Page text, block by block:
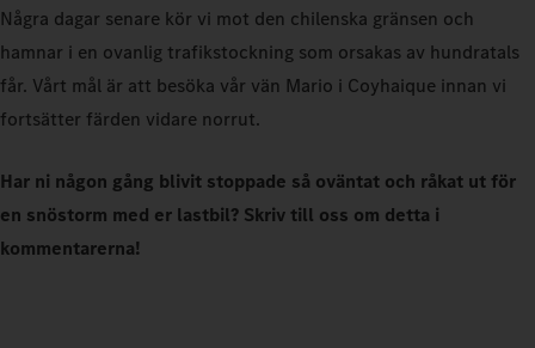
Några dagar senare kör vi mot den chilenska gränsen och
hamnar i en ovanlig trafikstockning som orsakas av hundratals
får. Vårt mål är att besöka vår vän Mario i Coyhaique innan vi
fortsätter färden vidare norrut.
Har ni någon gång blivit stoppade så oväntat och råkat ut för
en snöstorm med er lastbil? Skriv till oss om detta i
kommentarerna!